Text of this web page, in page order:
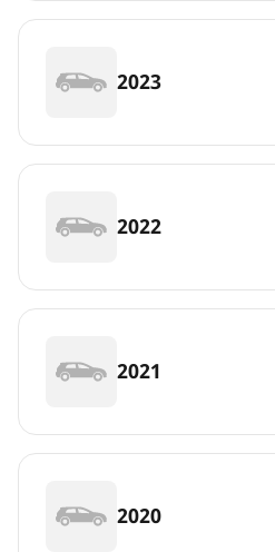
2023
2022
2021
2020